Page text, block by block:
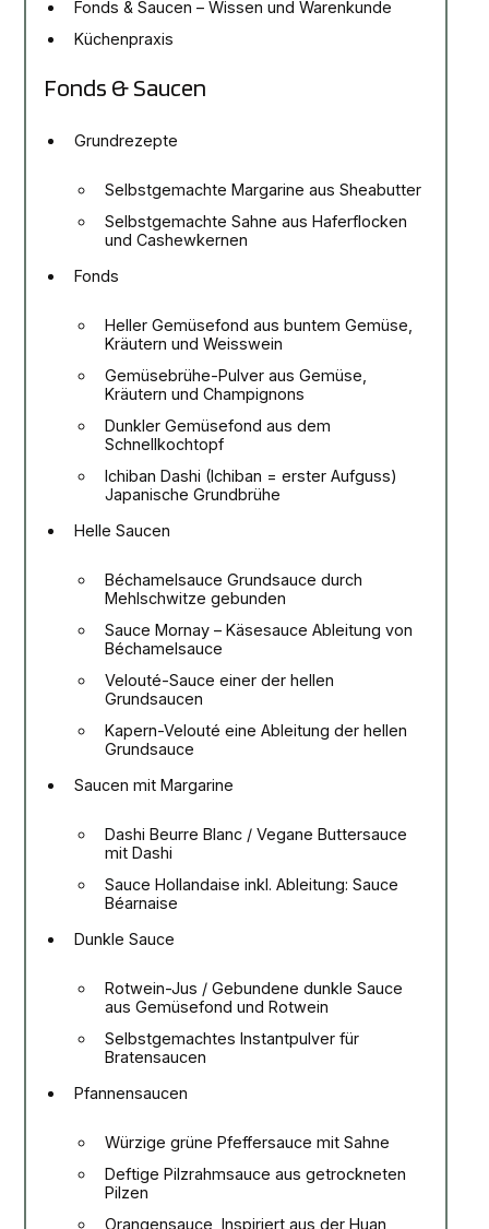
Fonds & Saucen – Wissen und Warenkunde
Küchenpraxis
Fonds & Saucen
Grundrezepte
Selbstgemachte Margarine aus Sheabutter
Selbstgemachte Sahne aus Haferflocken
und Cashewkernen
Fonds
Heller Gemüsefond aus buntem Gemüse,
Kräutern und Weisswein
Gemüsebrühe-Pulver aus Gemüse,
Kräutern und Champignons
Dunkler Gemüsefond aus dem
Schnellkochtopf
Ichiban Dashi (Ichiban = erster Aufguss)
Japanische Grundbrühe
Helle Saucen
Béchamelsauce Grundsauce durch
Mehlschwitze gebunden
Sauce Mornay – Käsesauce Ableitung von
Béchamelsauce
Velouté-Sauce einer der hellen
Grundsaucen
Kapern-Velouté eine Ableitung der hellen
Grundsauce
Saucen mit Margarine
Dashi Beurre Blanc / Vegane Buttersauce
mit Dashi
Sauce Hollandaise inkl. Ableitung: Sauce
Béarnaise
Dunkle Sauce
Rotwein-Jus / Gebundene dunkle Sauce
aus Gemüsefond und Rotwein
Selbstgemachtes Instantpulver für
Bratensaucen
Pfannensaucen
Würzige grüne Pfeffersauce mit Sahne
Deftige Pilzrahmsauce aus getrockneten
Pilzen
Orangensauce, Inspiriert aus der Huan